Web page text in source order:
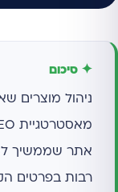
✦ סיכום
ניהול מוצרים
אתר שממשיך
רבות בפרטים